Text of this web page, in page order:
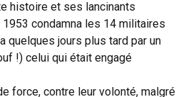
histoire et ses lancinants
condamna les 14 militaires
quelques jours plus tard par un
!) celui qui était engagé
force, contre leur volonté, malgré